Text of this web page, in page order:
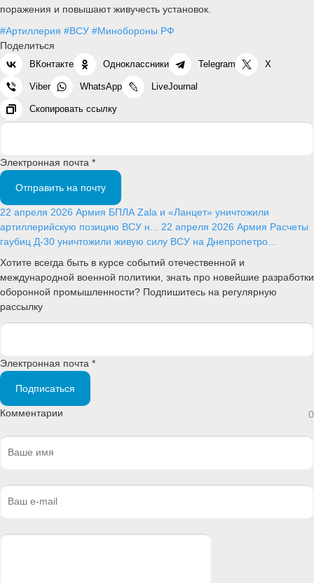
поражения и повышают живучесть установок.
#Артиллерия #ВСУ #Минобороны РФ
Поделиться
ВКонтакте Одноклассники Telegram X
Viber WhatsApp LiveJournal
Скопировать ссылку
Электронная почта *
Отправить на почту
22 апреля 2026 Армия БПЛА Zala и «Ланцет» уничтожили
артиллерийскую позицию ВСУ н... 22 апреля 2026 Армия Расчеты
гаубиц Д-30 уничтожили живую силу ВСУ на Днепропетро...
Хотите всегда быть в курсе событий отечественной и
международной военной политики, знать про новейшие разработки
оборонной промышленности? Подпишитесь на регулярную
рассылку
Электронная почта *
Подписаться
Комментарии 0